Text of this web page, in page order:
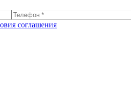
соглашения